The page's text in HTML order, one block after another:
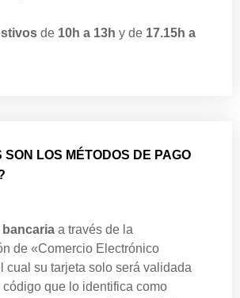
de 10h a 13h y de 17.15h a
LOS MÉTODOS DE PAGO
bancaria a través de la
de «Comercio Electrónico
cual su tarjeta solo será validada
que lo identifica como